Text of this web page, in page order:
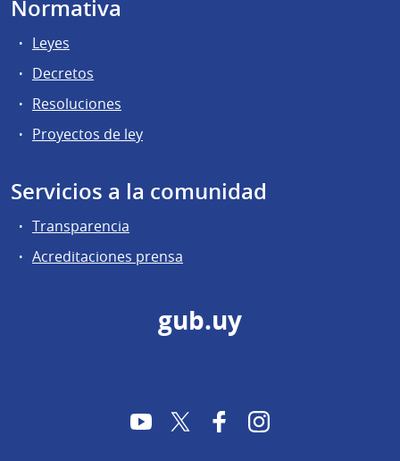
Normativa
Leyes
Decretos
Resoluciones
Proyectos de ley
Servicios a la comunidad
Transparencia
Acreditaciones prensa
gub.uy
YouTubeTwitter FacebookInstagram